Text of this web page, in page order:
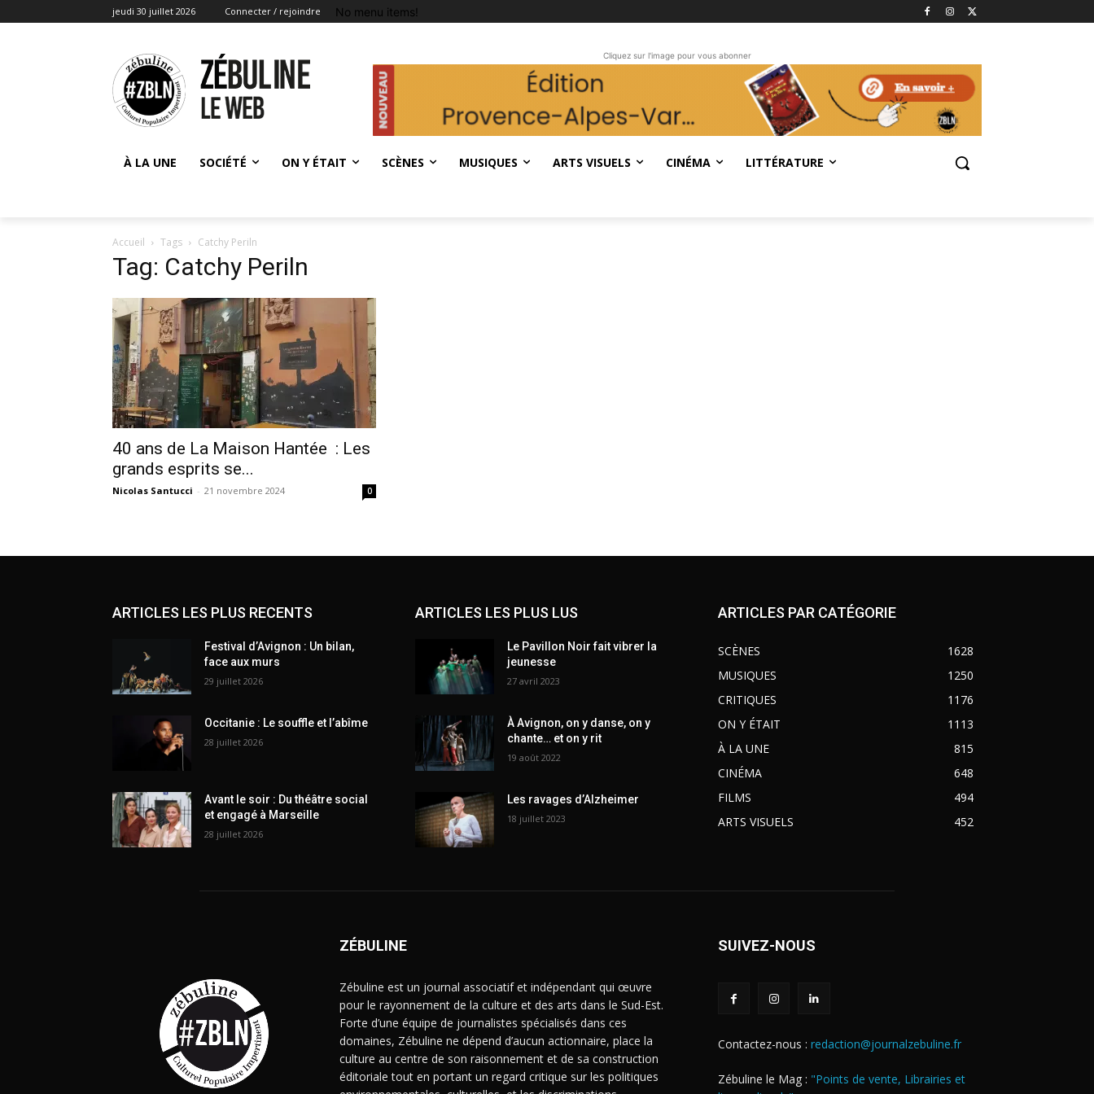
jeudi 30 juillet 2026 Connecter / rejoindre No menu items!
Cliquez sur l'image pour vous abonner
À LA UNE SOCIÉTÉ ON Y ÉTAIT SCÈNES MUSIQUES ARTS VISUELS CINÉMA LITTÉRATURE
Accueil Tags Catchy Periln
Tag: Catchy Periln
40 ans de La Maison Hantée : Les
grands esprits se...
Nicolas Santucci - 21 novembre 2024 0
ARTICLES LES PLUS RECENTS
Festival d’Avignon : Un bilan,
face aux murs
29 juillet 2026
Occitanie : Le souffle et l’abîme
28 juillet 2026
Avant le soir : Du théâtre social
et engagé à Marseille
28 juillet 2026
ARTICLES LES PLUS LUS
Le Pavillon Noir fait vibrer la
jeunesse
27 avril 2023
À Avignon, on y danse, on y
chante… et on y rit
19 août 2022
Les ravages d’Alzheimer
18 juillet 2023
ARTICLES PAR CATÉGORIE
SCÈNES
1628
MUSIQUES
1250
CRITIQUES
1176
ON Y ÉTAIT
1113
À LA UNE
815
CINÉMA
648
FILMS
494
ARTS VISUELS
452
ZÉBULINE
Zébuline est un journal associatif et indépendant qui œuvre
pour le rayonnement de la culture et des arts dans le Sud-Est.
Forte d’une équipe de journalistes spécialisés dans ces
domaines, Zébuline ne dépend d’aucun actionnaire, place la
culture au centre de son raisonnement et de sa construction
éditoriale tout en portant un regard critique sur les politiques
SUIVEZ-NOUS
Contactez-nous : redaction@journalzebuline.fr
Zébuline le Mag : "Points de vente, Librairies et